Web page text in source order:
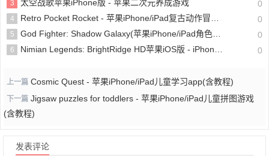
3 太空战歌苹果iPhone版 - 苹果二次元养成游戏 0
4 Retro Pocket Rocket - 苹果iPhone/iPad复古动作冒险游戏 0
5 God Fighter: Shadow Galaxy(苹果iPhone/iPad角色扮演动作游戏) 0
6 Nimian Legends: BrightRidge HD苹果iOS版 - iPhone/iPad开放的游戏探索冒险游戏 0
上一篇 Cosmic Quest - 苹果iPhone/iPad儿童学习app(含教程)
下一篇 Jigsaw puzzles for toddlers - 苹果iPhone/iPad儿童拼图游戏
(含教程)
发表评论